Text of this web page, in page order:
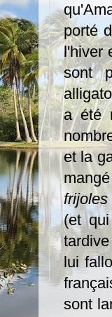
porté
l'hiver
sont
a été
et la
frijoles
(et
lui
sont